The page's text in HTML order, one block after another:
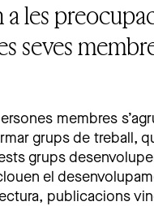
les
seves
membres
grups de treball,
grups
el
publicacions